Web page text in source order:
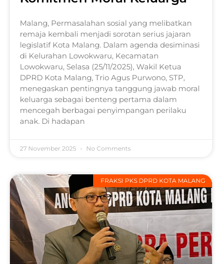
Malang, Permasalahan sosial yang melibatkan
remaja kembali menjadi sorotan serius jajaran
legislatif Kota Malang. Dalam agenda desiminasi
di Kelurahan Lowokwaru, Kecamatan
Lowokwaru, Selasa (25/11/2025), Wakil Ketua
DPRD Kota Malang, Trio Agus Purwono, STP,
menegaskan pentingnya tanggung jawab moral
keluarga sebagai benteng pertama dalam
mencegah berbagai penyimpangan perilaku
anak. Di hadapan
27 November 2025 No Comments
FRAKSI PKS DPRD KOTA MALANG